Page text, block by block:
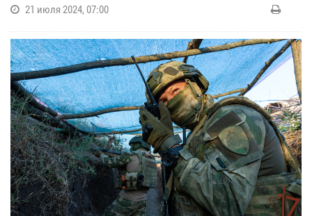
21 июля 2024, 07:00